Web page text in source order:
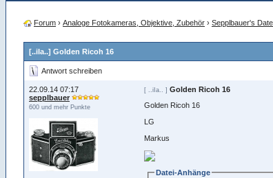
Forum › Analoge Fotokameras, Objektive, Zubehör › Sepplbauer's
[..iIa..] Golden Ricoh 16
Antwort schreiben
22.09.14 07:17
sepplbauer
600 und mehr Punkte
[ ..iIa.. ] Golden Ricoh 16
Golden Ricoh 16
LG
Markus
Datei-Anhänge